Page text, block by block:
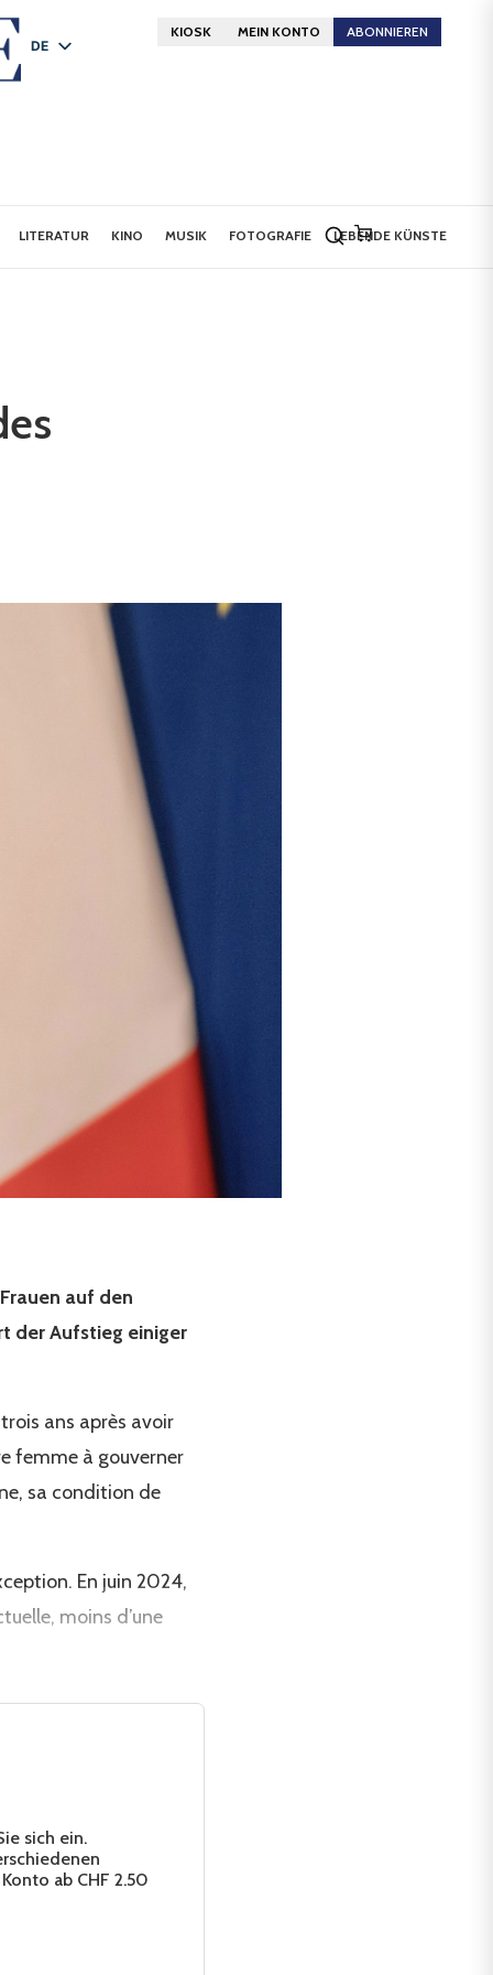
DE
KIOSK MEIN KONTO ABONNIEREN
LITERATUR KINO MUSIK FOTOGRAFIE LEBENDE KÜNSTE
auf den
der Aufstieg einiger
ans après avoir
femme à gouverner
sa condition de
En juin 2024,
moins d’une
sich ein.
ab CHF 2.50